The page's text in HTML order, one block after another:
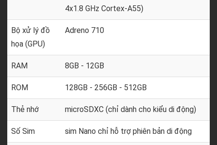
4x1.8 GHz Cortex-A55)
Bộ xử lý đồ
họa (GPU)
Adreno 710
RAM 8GB - 12GB
ROM 128GB - 256GB - 512GB
Thẻ nhớ microSDXC (chỉ dành cho kiểu di động)
Số Sim sim Nano chỉ hỗ trợ phiên bản di động